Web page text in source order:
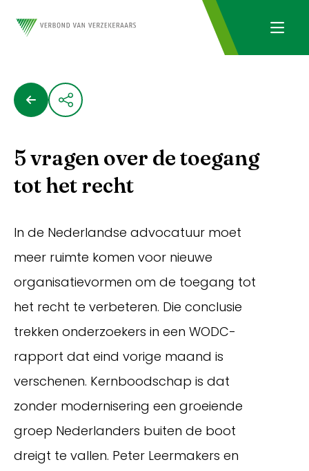
5 vragen over de toegang
tot het recht
In de Nederlandse advocatuur moet
meer ruimte komen voor nieuwe
organisatievormen om de toegang tot
het recht te verbeteren. Die conclusie
trekken onderzoekers in een WODC-
rapport dat eind vorige maand is
verschenen. Kernboodschap is dat
zonder modernisering een groeiende
groep Nederlanders buiten de boot
dreigt te vallen. Peter Leermakers en